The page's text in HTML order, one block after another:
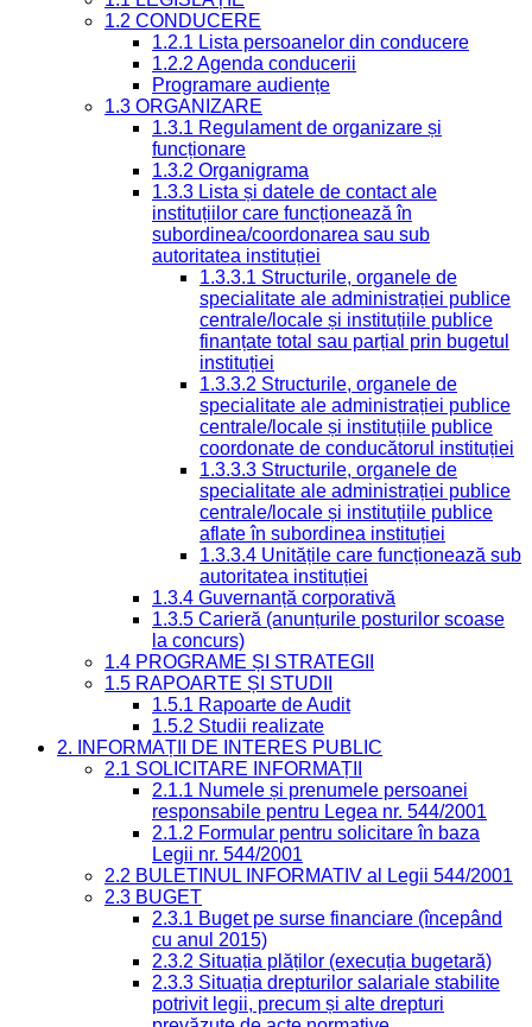
1.2 CONDUCERE
1.2.1 Lista persoanelor din conducere
1.2.2 Agenda conducerii
Programare audiențe
1.3 ORGANIZARE
1.3.1 Regulament de organizare și
funcționare
1.3.2 Organigrama
1.3.3 Lista și datele de contact ale
instituțiilor care funcționează în
subordinea/coordonarea sau sub
autoritatea instituției
1.3.3.1 Structurile, organele de
specialitate ale administrației publice
centrale/locale și instituțiile publice
finanțate total sau parțial prin bugetul
instituției
1.3.3.2 Structurile, organele de
specialitate ale administrației publice
centrale/locale și instituțiile publice
coordonate de conducătorul instituției
1.3.3.3 Structurile, organele de
specialitate ale administrației publice
centrale/locale și instituțiile publice
aflate în subordinea instituției
1.3.3.4 Unitățile care funcționează sub
autoritatea instituției
1.3.4 Guvernanță corporativă
1.3.5 Carieră (anunțurile posturilor scoase
la concurs)
1.4 PROGRAME ȘI STRATEGII
1.5 RAPOARTE ȘI STUDII
1.5.1 Rapoarte de Audit
1.5.2 Studii realizate
2. INFORMAȚII DE INTERES PUBLIC
2.1 SOLICITARE INFORMAȚII
2.1.1 Numele și prenumele persoanei
responsabile pentru Legea nr. 544/2001
2.1.2 Formular pentru solicitare în baza
Legii nr. 544/2001
2.2 BULETINUL INFORMATIV al Legii 544/2001
2.3 BUGET
2.3.1 Buget pe surse financiare (începând
cu anul 2015)
2.3.2 Situația plăților (execuția bugetară)
2.3.3 Situația drepturilor salariale stabilite
potrivit legii, precum și alte drepturi